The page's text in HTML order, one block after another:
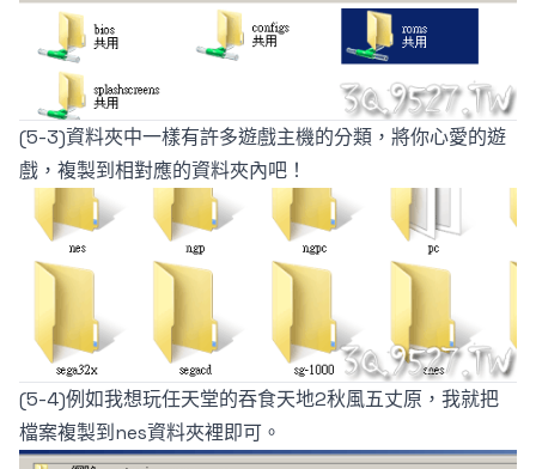
(5-3)資料夾中一樣有許多遊戲主機的分類，將你心愛的遊
戲，複製到相對應的資料夾內吧！
(5-4)例如我想玩任天堂的吞食天地2秋風五丈原，我就把
檔案複製到nes資料夾裡即可。